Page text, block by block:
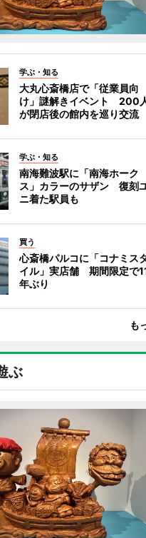
学ぶ・知る
大丸心斎橋店で「従業員向
け」謎解きイベント 200
が閉店後の館内を巡り交流
学ぶ・知る
南海難波駅に「南海ホーク
ス」カラーのサザン 復刻
ニ着た駅員も
買う
心斎橋パルコに「コナミス
イル」実店舗 期間限定で
年ぶり
も
ぶ